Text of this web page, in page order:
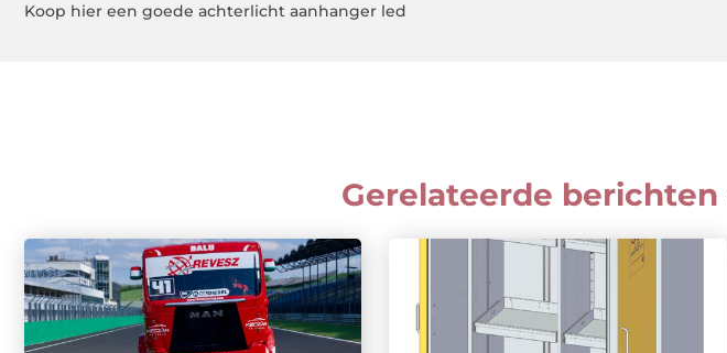
Koop hier een goede achterlicht aanhanger led
Gerelateerde berichten